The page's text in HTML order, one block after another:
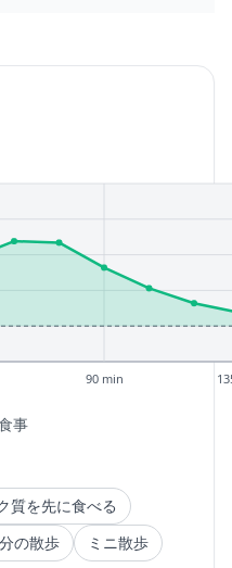
90 min
事
質を先に食べる
の散歩
ミニ散歩